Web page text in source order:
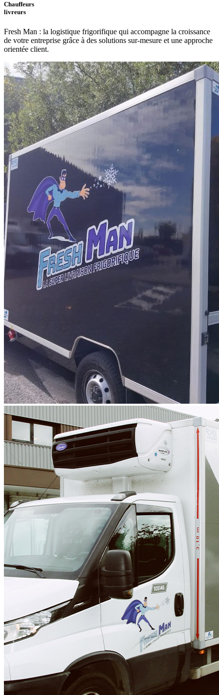
Chauffeurs
livreurs
Fresh Man : la logistique frigorifique qui accompagne la croissance
de votre entreprise grâce à des solutions sur-mesure et une approche
orientée client.